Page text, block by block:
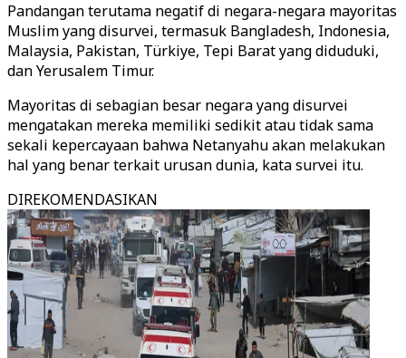
Pandangan terutama negatif di negara-negara mayoritas
Muslim yang disurvei, termasuk Bangladesh, Indonesia,
Malaysia, Pakistan, Türkiye, Tepi Barat yang diduduki,
dan Yerusalem Timur.
Mayoritas di sebagian besar negara yang disurvei
mengatakan mereka memiliki sedikit atau tidak sama
sekali kepercayaan bahwa Netanyahu akan melakukan
hal yang benar terkait urusan dunia, kata survei itu.
DIREKOMENDASIKAN